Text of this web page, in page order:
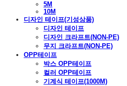
5M
10M
디자인 테이프(기성상품)
디자인 테이프
디자인 크라프트(NON-PE)
무지 크라프트(NON-PE)
OPP테이프
박스 OPP테이프
컬러 OPP테이프
기계식 테이프(1000M)